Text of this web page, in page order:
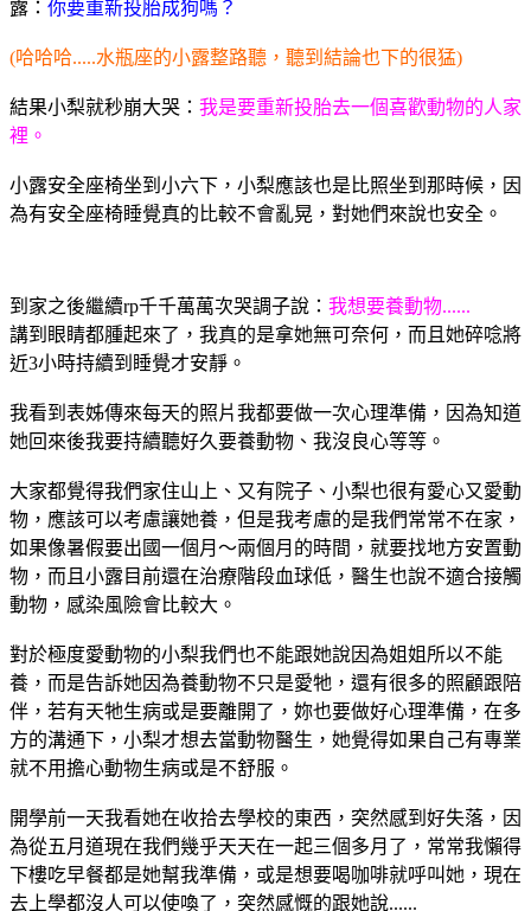
露： 你要重新投胎成狗嗎？
(哈哈哈.....水瓶座的小露整路聽，聽到結論也下的很猛)
結果小梨就秒崩大哭： 我是要重新投胎去一個喜歡動物的人家
裡。
小露安全座椅坐到小六下，小梨應該也是比照坐到那時候，因
為有安全座椅睡覺真的比較不會亂晃，對她們來說也安全。
到家之後繼續rp千千萬萬次哭調子說： 我想要養動物......
講到眼睛都腫起來了，我真的是拿她無可奈何，而且她碎唸將
近3小時持續到睡覺才安靜。
我看到表姊傳來每天的照片我都要做一次心理準備，因為知道
她回來後我要持續聽好久要養動物、我沒良心等等。
大家都覺得我們家住山上、又有院子、小梨也很有愛心又愛動
物，應該可以考慮讓她養，但是我考慮的是我們常常不在家，
如果像暑假要出國一個月～兩個月的時間，就要找地方安置動
物，而且小露目前還在治療階段血球低，醫生也說不適合接觸
動物，感染風險會比較大。
對於極度愛動物的小梨我們也不能跟她說因為姐姐所以不能
養，而是告訴她因為養動物不只是愛牠，還有很多的照顧跟陪
伴，若有天牠生病或是要離開了，妳也要做好心理準備，在多
方的溝通下，小梨才想去當動物醫生，她覺得如果自己有專業
就不用擔心動物生病或是不舒服。
開學前一天我看她在收拾去學校的東西，突然感到好失落，因
為從五月道現在我們幾乎天天在一起三個多月了，常常我懶得
下樓吃早餐都是她幫我準備，或是想要喝咖啡就呼叫她，現在
去上學都沒人可以使喚了，突然感慨的跟她說......